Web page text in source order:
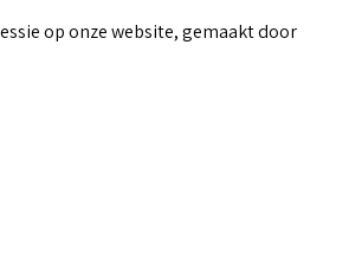
op onze website, gemaakt door